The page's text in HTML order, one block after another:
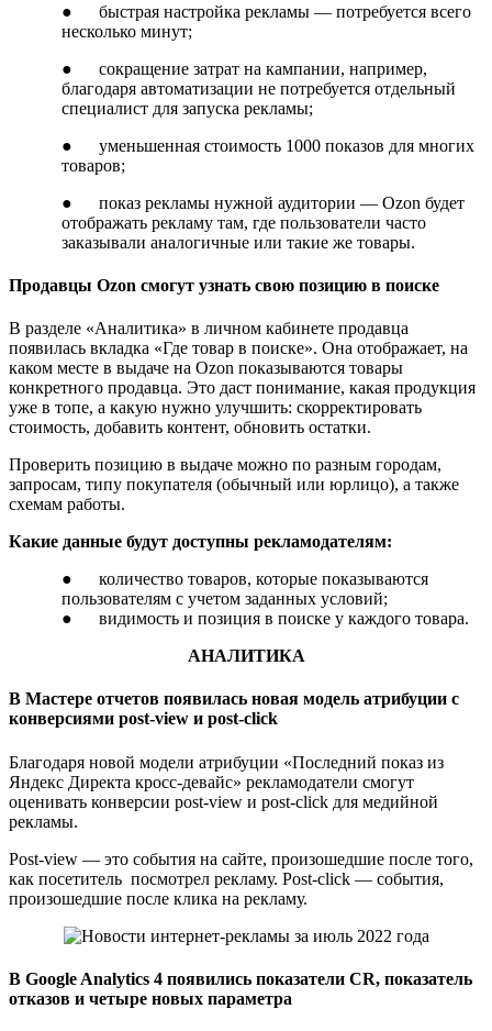
● быстрая настройка рекламы — потребуется всего
несколько минут;
● сокращение затрат на кампании, например,
благодаря автоматизации не потребуется отдельный
специалист для запуска рекламы;
● уменьшенная стоимость 1000 показов для многих
товаров;
● показ рекламы нужной аудитории — Ozon будет
отображать рекламу там, где пользователи часто
заказывали аналогичные или такие же товары.
Продавцы Ozon смогут узнать свою позицию в поиске
В разделе «Аналитика» в личном кабинете продавца
появилась вкладка «Где товар в поиске». Она отображает, на
каком месте в выдаче на Ozon показываются товары
конкретного продавца. Это даст понимание, какая продукция
уже в топе, а какую нужно улучшить: скорректировать
стоимость, добавить контент, обновить остатки.
Проверить позицию в выдаче можно по разным городам,
запросам, типу покупателя (обычный или юрлицо), а также
схемам работы.
Какие данные будут доступны рекламодателям:
● количество товаров, которые показываются
пользователям с учетом заданных условий;
● видимость и позиция в поиске у каждого товара.
АНАЛИТИКА
В Мастере отчетов появилась новая модель атрибуции с
конверсиями post-view и post-click
Благодаря новой модели атрибуции «Последний показ из
Яндекс Директа кросс-девайс» рекламодатели смогут
оценивать конверсии post-view и post-click для медийной
рекламы.
Post-view — это события на сайте, произошедшие после того,
как посетитель посмотрел рекламу. Post-click — события,
произошедшие после клика на рекламу.
В Google Analytics 4 появились показатели CR, показатель
отказов и четыре новых параметра